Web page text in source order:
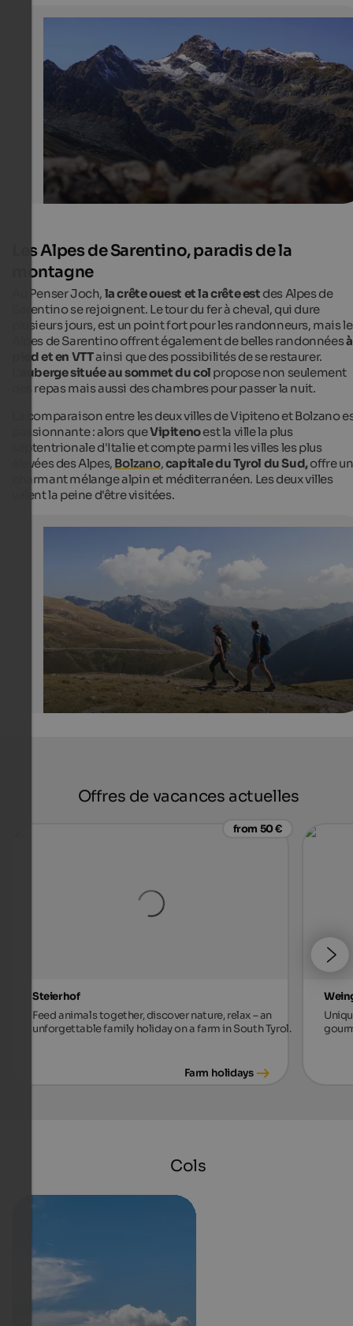
The mountain landscape around the Penser Joch is
beautiful in autumn.
Unsplash | Sebastian Marx
The mountain landscape of the Sarntal Alps on the
Joch offers a variety of hiking tours.
Tourismusgenossenschaft Sterzing Pfitsch Freienfeld
Les Alpes de Sarentino, paradis de la
montagne
Au Penser Joch, la crête ouest et la crête est des Alpes de
Sarentino se rejoignent. Le tour du fer à cheval, qui dure
plusieurs jours, est un point fort pour les randonneurs, mais
Alpes de Sarentino offrent également de belles randonnéesà
pied et en VTTainsi que des possibilités de se restaurer.
auberge située au sommet du col propose non seulement
des repas mais aussi des chambres pour passer la nuit.
La comparaison entre les deux villes de Vipiteno et Bolzano
passionnante : alors queVipitenoest la ville la plus
septentrionale d'Italie et compte parmi les villes les plus
élevées des Alpes, Bolzano,capitale du Tyrol du Sud,offre un
charmant mélange alpin et méditerranéen. Les deux villes
valent la peine d'être visitées.
Offres de vacances actuelles
from 50 €
Steierhof
Feed animals together, discover nature, relax – an
unforgettable family holiday on a farm in South Tyrol.
Farm holidays
Cols